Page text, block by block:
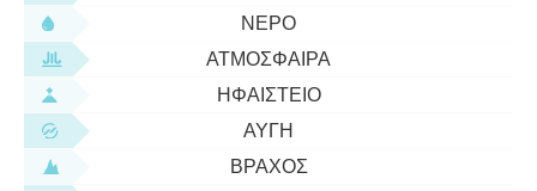
ΝΕΡΌ
ΑΤΜΌΣΦΑΙΡΑ
ΗΦΑΊΣΤΕΙΟ
ΑΥΓΉ
ΒΡΆΧΟΣ